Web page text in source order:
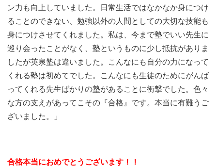
ン力も向上していました。日常生活ではなかなか身につけ
ることのできない、勉強以外の人間としての大切な技能も
身につけさせてくれました。私は、今まで塾でいい先生に
巡り会ったことがなく、塾というものに少し抵抗がありま
したが英泉塾は違いました。こんなにも自分の力になって
くれる塾は初めてでした。こんなにも生徒のためにがんば
ってくれる先生ばかりの塾があることに衝撃でした。色々
な方の支えがあってこその『合格』です。本当に有難うご
ざいました。」
合格本当におめでとうございます！！